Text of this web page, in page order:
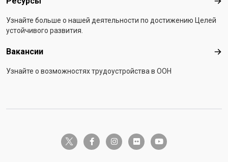
Узнайте больше о нашей деятельности по достижению Целей
устойчивого развития.
Вакансии
Узнайте о возможностях трудоустройства в ООH
twitter-x facebook-finstagramflickr youtube